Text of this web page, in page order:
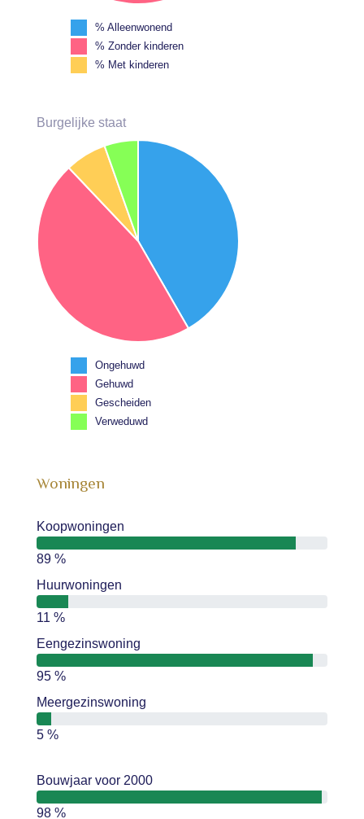
% Alleenwonend
% Zonder kinderen
% Met kinderen
Burgelijke staat
Ongehuwd
Gehuwd
Gescheiden
Verweduwd
Woningen
Koopwoningen
89 %
Huurwoningen
11 %
Eengezinswoning
95 %
Meergezinswoning
5 %
Bouwjaar voor 2000
98 %